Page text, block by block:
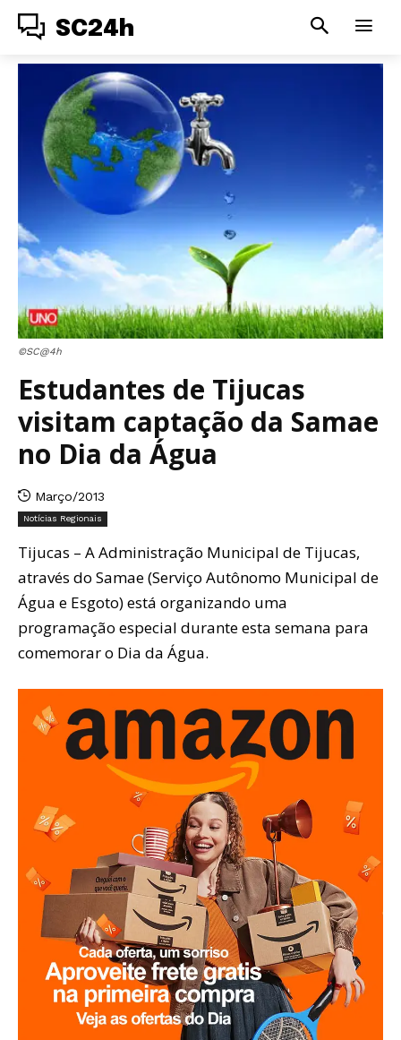
SC24h
©SC@4h
Estudantes de Tijucas
visitam captação da Samae
no Dia da Água
Março/2013
Notícias Regionais
Tijucas – A Administração Municipal de Tijucas,
através do Samae (Serviço Autônomo Municipal de
Água e Esgoto) está organizando uma
programação especial durante esta semana para
comemorar o Dia da Água.